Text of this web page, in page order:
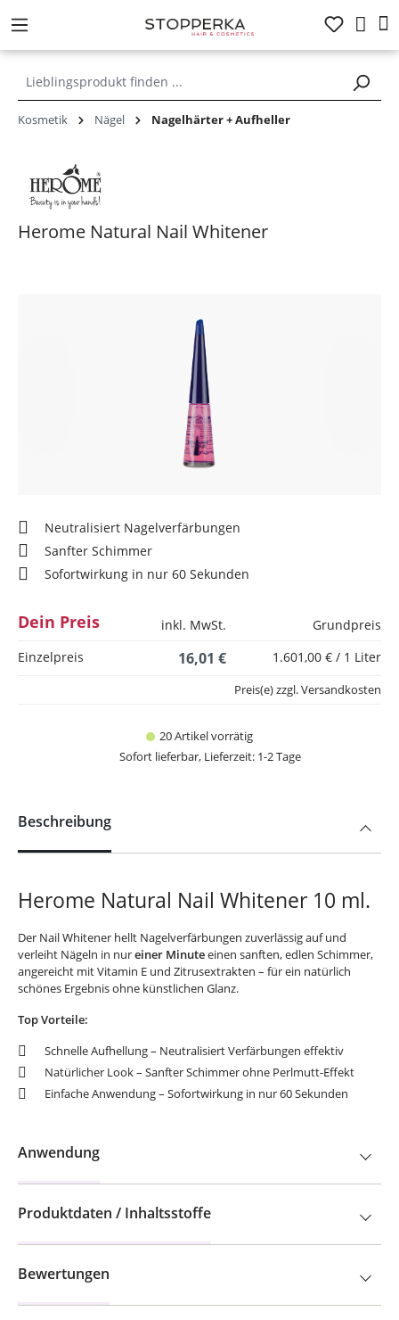
springen
Kosmetik Nägel Nagelhärter + Aufheller
Herome Natural Nail Whitener
Neutralisiert Nagelverfärbungen
Sanfter Schimmer
Sofortwirkung in nur 60 Sekunden
Dein Preis inkl. MwSt.
Grundpreis
Einzelpreis
16,01 € 1.601,00 € / 1 Liter
20 Artikel vorrätig
Sofort lieferbar, Lieferzeit: 1-2 Tage
Preis(e) zzgl. Versandkosten
Beschreibung
Herome Natural Nail Whitener 10 ml.
Der Nail Whitener hellt Nagelverfärbungen zuverlässig auf und
verleiht Nägeln in nureiner Minuteeinen sanften, edlen Schimmer,
angereicht mit Vitamin E und Zitrusextrakten – für ein natürlich
schönes Ergebnis ohne künstlichen Glanz.
Top Vorteile:
Schnelle Aufhellung – Neutralisiert Verfärbungen effektiv
Natürlicher Look – Sanfter Schimmer ohne Perlmutt-Effekt
Einfache Anwendung – Sofortwirkung in nur 60 Sekunden
Anwendung
Produktdaten / Inhaltsstoffe
Bewertungen